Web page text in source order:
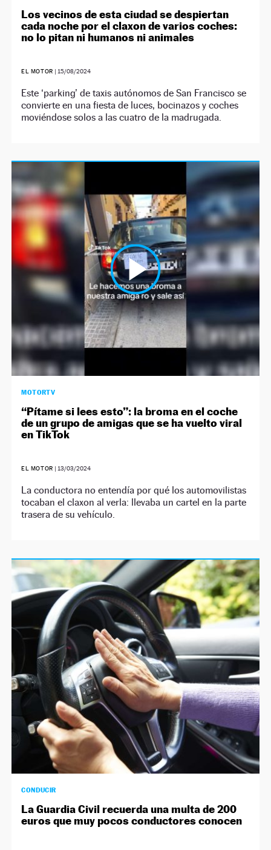
Los vecinos de esta ciudad se despiertan
cada noche por el claxon de varios coches:
no lo pitan ni humanos ni animales
EL MOTOR | 15/08/2024
Este ‘parking’ de taxis autónomos de San Francisco se
convierte en una fiesta de luces, bocinazos y coches
moviéndose solos a las cuatro de la madrugada.
MOTORTV
“Pítame si lees esto”: la broma en el coche
de un grupo de amigas que se ha vuelto viral
en TikTok
EL MOTOR | 13/03/2024
La conductora no entendía por qué los automovilistas
tocaban el claxon al verla: llevaba un cartel en la parte
trasera de su vehículo.
CONDUCIR
La Guardia Civil recuerda una multa de 200
euros que muy pocos conductores conocen